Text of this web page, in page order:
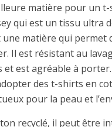
matière pour un t-
qui est un tissu ultra
une matière qui permet
Il est résistant au
et est agréable à
des t-shirts en
pour la peau et
recyclé, il peut être